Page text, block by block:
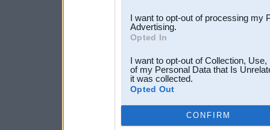
I want to opt-out of processing my
Advertising.
Opted In
I want to opt-out of Collection,
of my Personal Data that Is
it was collected.
Opted Out
CONFIRM